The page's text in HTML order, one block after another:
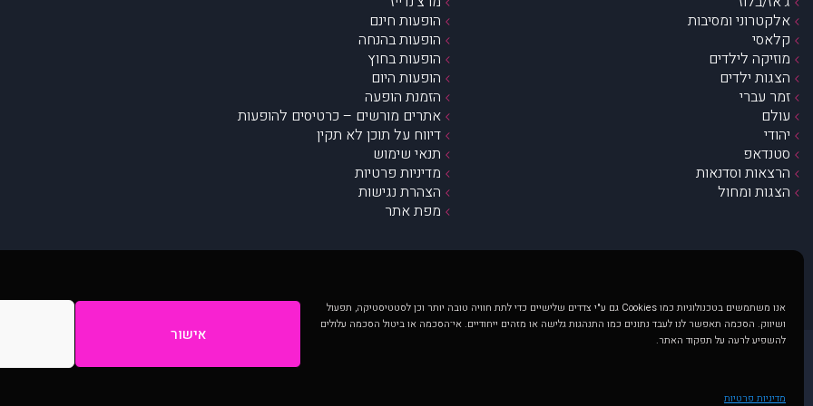
אנו משתמשים בטכנולוגיות כמו Cookies גם ע"י צדדים שלישיים כדי לתת חוויה טובה יותר וכן לסטטיסטיקה, תפעול
ושיווק. הסכמה תאפשר לנו לעבד נתונים כמו התנהגות גלישה או מזהים ייחודיים. אי־הסכמה או ביטול הסכמה עלולים
להשפיע לרעה על תפקוד האתר.
אישור
מדיניות פרטיות
אלקטרוני ומסיבות
קלאסי
מוזיקה לילדים
הצגות ילדים
זמר עברי
עולם
יהודי
סטנדאפ
הרצאות וסדנאות
הצגות ומחול
הופעות חינם
הופעות בהנחה
הופעות בחוץ
הופעות היום
הזמנת הופעה
אתרים מורשים – כרטיסים להופעות
דיווח על תוכן לא תקין
תנאי שימוש
מדיניות פרטיות
הצהרת נגישות
מפת אתר